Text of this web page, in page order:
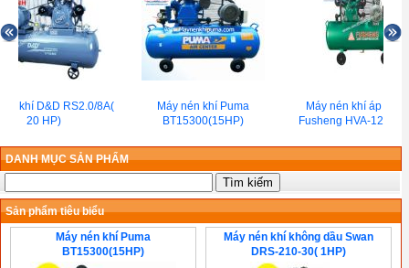
khí D&D RS2.0/8A(
20 HP)
Máy nén khí Puma
BT15300(15HP)
Máy nén khí áp lực
Fusheng HVA-120(
DANH MỤC SẢN PHẨM
Sản phẩm tiêu biểu
Máy nén khí Puma
BT15300(15HP)
Máy nén khí không dầu Swan
DRS-210-30( 1HP)